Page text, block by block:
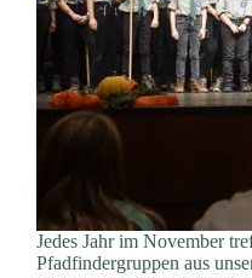
Jedes Jahr im November
Pfadfindergruppen aus